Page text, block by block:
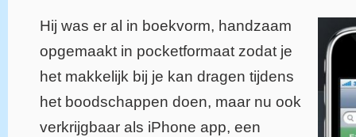
Hij was er al in boekvorm, handzaam
opgemaakt in pocketformaat zodat je
het makkelijk bij je kan dragen tijdens
het boodschappen doen, maar nu ook
verkrijgbaar als iPhone app, een